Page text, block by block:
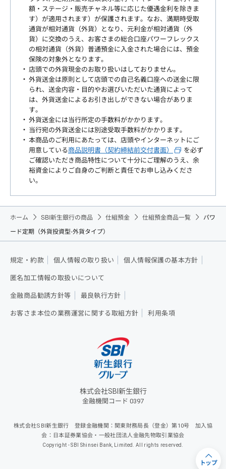
額・ステージ・販売チャネル等に応じた優遇金利を除きま
す）が適用されます）が保護されます。なお、満期時受取
通貨が相対通貨（外貨）となり、元利金が相対通貨（外
貨）に交換のうえ、お客さまの総合口座パワーフレックス
の相対通貨（外貨）普通預金に入金された場合には、預金
保険の対象外となります。
店頭での外貨現金のお取り扱いはしておりません。
外貨送金は原則として店頭での自己名義口座への送金に限
られ、送金内容・目的やお選びいただいた通貨によって
は、外貨送金によるお引き出しができない場合がありま
す。
外貨送金には当行所定の手数料がかかります。
当行宛の外貨送金には別途受取手数料がかかります。
本商品のご利用にあたっては、店頭やインターネットにご
用意している商品説明書（契約締結前交付書面）
を必ず
ご確認いただき商品特性について十分にご理解のうえ、余
裕資金によりご自身のご判断と責任でお申し込みくださ
い。
ホーム SBI新生銀行の商品 仕組預金 仕組預金商品一覧
パワ
ード定期（外貨投資型-外貨タイプ）
規定・約款 個人情報の取り扱い 個人情報保護の基本方針
匿名加工情報の取扱いについて
金融商品勧誘方針等 最良執行方針
お客さま本位の業務運営に関する取組方針 利用条項
株式会社SBI新生銀行
金融機関コード 0397
株式会社SBI新生銀行 登録金融機関：関東財務局長（登金）第10号 加入協
会：日本証券業協会・一般社団法人金融先物取引業協会
Copyright - SBI Shinsei Bank, Limited. All rights reserved.
トップ